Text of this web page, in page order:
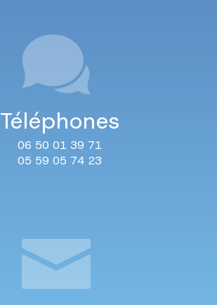
Téléphones
06 50 01 39 71
05 59 05 74 23